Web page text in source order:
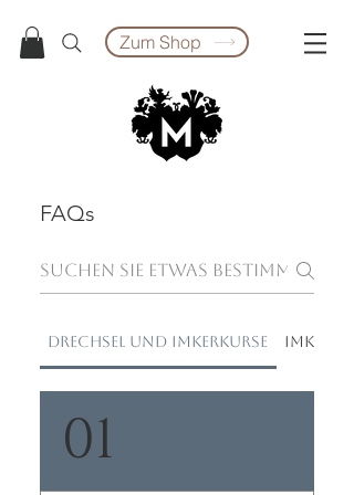
Zum Shop
FAQs
Drechsel und Imkerkurse Imkerei
01